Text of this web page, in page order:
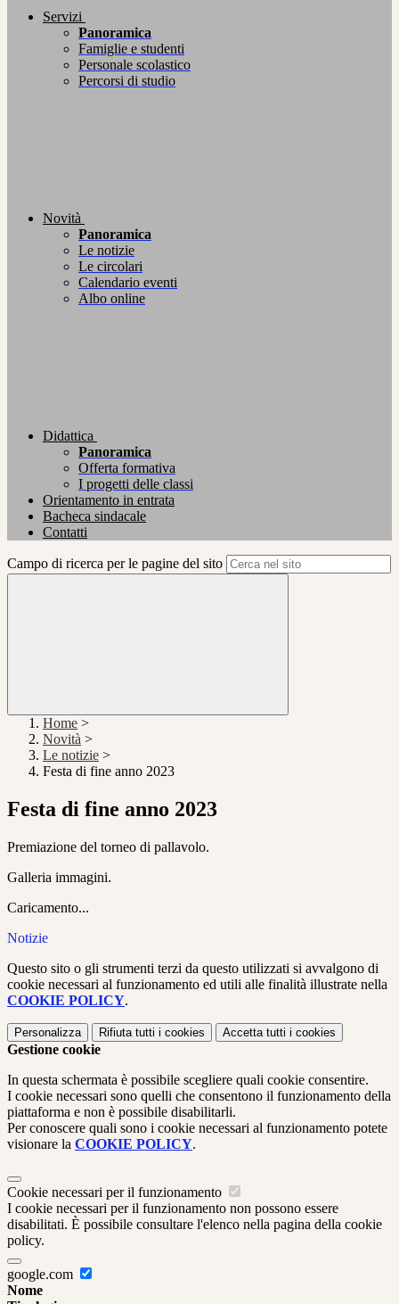
Servizi
Panoramica
Famiglie e studenti
Personale scolastico
Percorsi di studio
Novità
Panoramica
Le notizie
Le circolari
Calendario eventi
Albo online
Didattica
Panoramica
Offerta formativa
I progetti delle classi
Orientamento in entrata
Bacheca sindacale
Contatti
Campo di ricerca per le pagine del sito
Home >
Novità >
Le notizie >
Festa di fine anno 2023
Festa di fine anno 2023
Premiazione del torneo di pallavolo.
Galleria immagini.
Caricamento...
Notizie
Questo sito o gli strumenti terzi da questo utilizzati si avvalgono di
cookie necessari al funzionamento ed utili alle finalità illustrate nella
COOKIE POLICY.
Personalizza Rifiuta tutti i cookies Accetta tutti i cookies
Gestione cookie
In questa schermata è possibile scegliere quali cookie consentire.
I cookie necessari sono quelli che consentono il funzionamento della
piattaforma e non è possibile disabilitarli.
Per conoscere quali sono i cookie necessari al funzionamento potete
visionare la COOKIE POLICY.
Cookie necessari per il funzionamento
I cookie necessari per il funzionamento non possono essere
disabilitati. È possibile consultare l'elenco nella pagina della cookie
policy.
google.com
Nome